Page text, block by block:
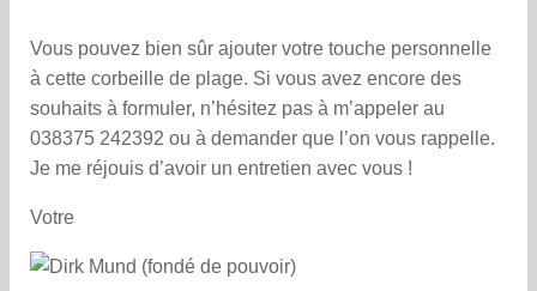
Vous pouvez bien sûr ajouter votre touche personnelle
à cette corbeille de plage. Si vous avez encore des
souhaits à formuler, n’hésitez pas à m’appeler au
038375 242392 ou à demander que l’on vous rappelle.
Je me réjouis d’avoir un entretien avec vous !
Votre